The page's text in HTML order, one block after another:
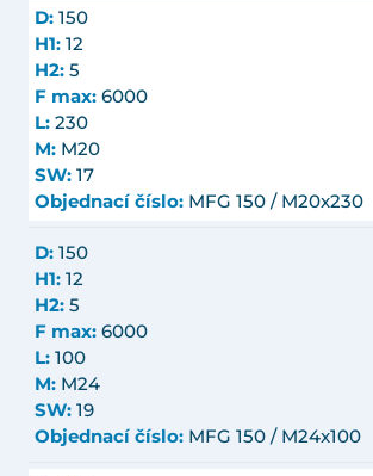
D: 150
H1: 12
H2: 5
F max: 6000
L: 230
M: M20
SW: 17
Objednací číslo: MFG 150 / M20x230
D: 150
H1: 12
H2: 5
F max: 6000
L: 100
M: M24
SW: 19
Objednací číslo: MFG 150 / M24x100